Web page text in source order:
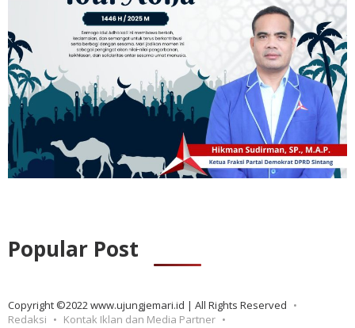
Popular Post
Copyright ©2022 www.ujungjemari.id | All Rights Reserved
Redaksi
Kontak Iklan dan Media Partner